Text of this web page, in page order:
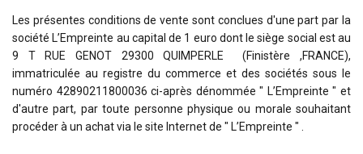
Les présentes conditions de vente sont conclues d'une part par la
société L’Empreinte au capital de 1 euro dont le siège social est au
9 T RUE GENOT 29300 QUIMPERLE (Finistère ,FRANCE),
immatriculée au registre du commerce et des sociétés sous le
numéro 42890211800036 ci-après dénommée " L’Empreinte " et
d'autre part, par toute personne physique ou morale souhaitant
procéder à un achat via le site Internet de " L’Empreinte " .